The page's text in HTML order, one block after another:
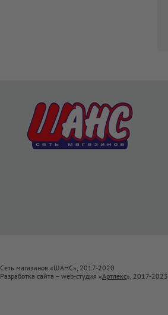
Сеть магазинов «ШАНС», 2017-2020
Разработка сайта – web-студия «Артлекс», 2017-2023